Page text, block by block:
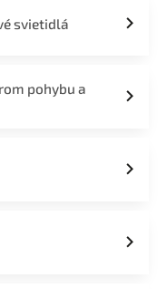
svietidlá
pohybu a